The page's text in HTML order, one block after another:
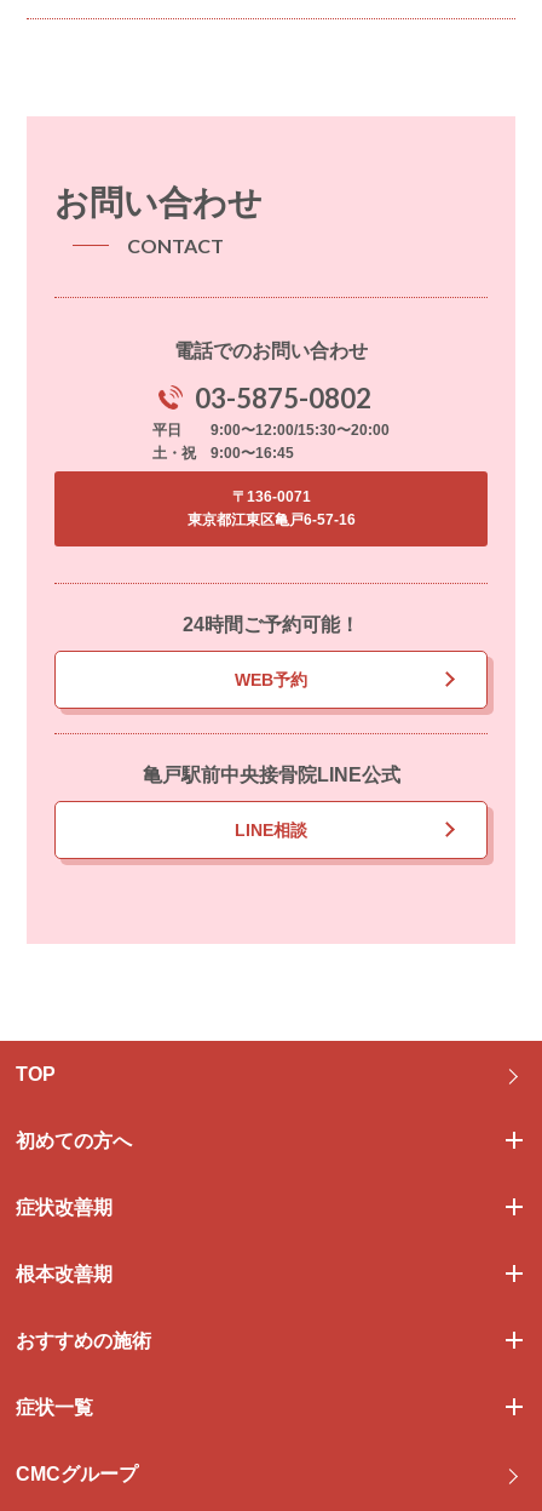
お問い合わせ
CONTACT
電話でのお問い合わせ
03-5875-0802
平日 9:00〜12:00/15:30〜20:00
土・祝 9:00〜16:45
〒136-0071
東京都江東区亀戸6-57-16
24時間ご予約可能！
WEB予約
亀戸駅前中央接骨院LINE公式
LINE相談
TOP
初めての方へ
症状改善期
根本改善期
おすすめの施術
症状一覧
CMCグループ